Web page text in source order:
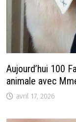
Aujourd’hui 100
animale avec
avril 17, 2026